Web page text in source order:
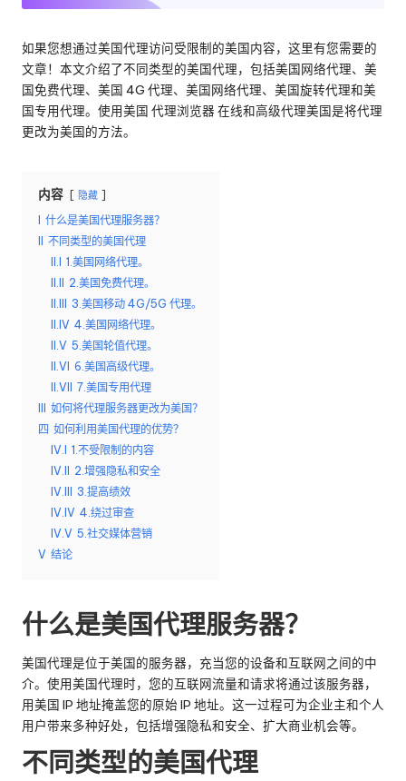
务
器
[
免
费
试
用
y
P
代
理
设
置
教
如果您想通过美国代理访问受限制的美国内容，这里有您需要的
文章！本文介绍了不同类型的美国代理，包括美国网络代理、美
国免费代理、美国 4G 代理、美国网络代理、美国旋转代理和美
国专用代理。使用美国 代理浏览器 在线和高级代理美国是将代理
更改为美国的方法。
内容 隐藏
什么是美国代理服务器？
不同类型的美国代理
II.I 1.美国网络代理。
II.II
2.美国免费代理。
II.III
3.美国移动 4G/5G 代理。
II.IV 4.美国网络代理。
II.V 5.美国轮值代理。
II.VI 6.美国高级代理。
II.VII
7.美国专用代理
如何将代理服务器更改为美国？
四 如何利用美国代理的优势？
IV.I 1.不受限制的内容
IV.II
2.增强隐私和安全
IV.III
3.提高绩效
IV.IV 4.绕过审查
IV.V 5.社交媒体营销
V 结论
什么是美国代理服务器？
美国代理是位于美国的服务器，充当您的设备和互联网之间的中
介。使用美国代理时，您的互联网流量和请求将通过该服务器，
用美国 IP 地址掩盖您的原始 IP 地址。这一过程可为企业主和个人
用户带来多种好处，包括增强隐私和安全、扩大商业机会等。
不同类型的美国代理